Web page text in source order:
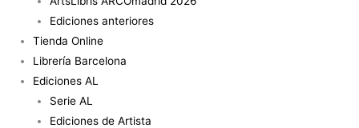
Ediciones anteriores
Tienda Online
Librería Barcelona
Ediciones AL
Serie AL
Ediciones de Artista